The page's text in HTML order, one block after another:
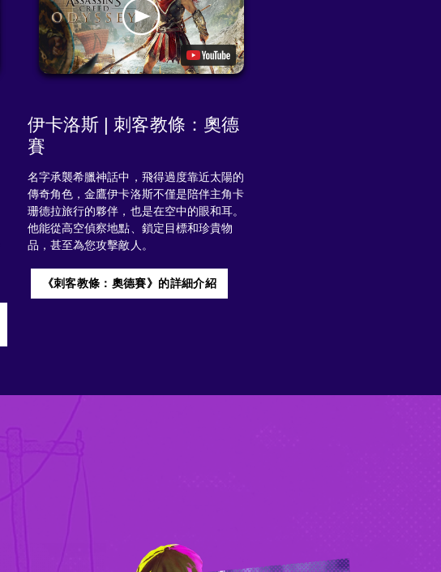
伊卡洛斯 | 刺客教條：奧德
賽
名字承襲希臘神話中，飛得過度靠近太陽的
傳奇角色，金鷹伊卡洛斯不僅是陪伴主角卡
珊德拉旅行的夥伴，也是在空中的眼和耳。
他能從高空偵察地點、鎖定目標和珍貴物
品，甚至為您攻擊敵人。
《刺客教條：奧德賽》的詳細介紹